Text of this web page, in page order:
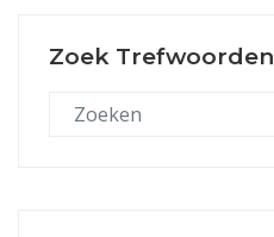
Zoek Trefwoorden